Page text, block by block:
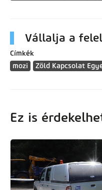
Vállalja a
Címkék
mozi
Zöld Kapcsolat
Ez is